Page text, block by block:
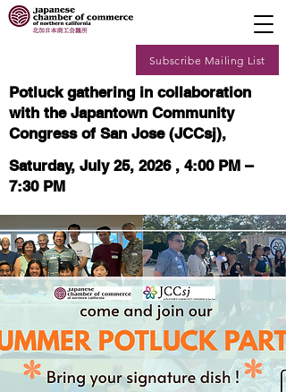
Subscribe Mailing List
Potluck gathering in collaboration
with the Japantown Community
Congress of San Jose (JCCsj),
Saturday, July 25, 2026 , 4:00 PM –
7:30 PM